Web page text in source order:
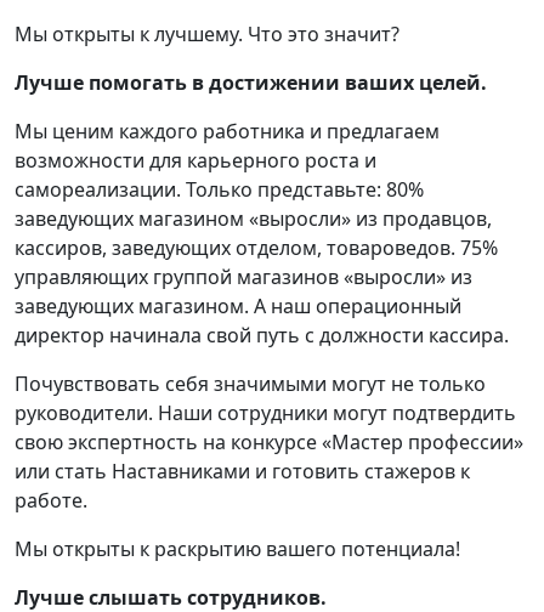
Мы открыты к лучшему. Что это значит?
Лучше помогать в достижении ваших целей.
Мы ценим каждого работника и предлагаем
возможности для карьерного роста и
самореализации. Только представьте: 80%
заведующих магазином «выросли» из продавцов,
кассиров, заведующих отделом, товароведов. 75%
управляющих группой магазинов «выросли» из
заведующих магазином. А наш операционный
директор начинала свой путь с должности кассира.
Почувствовать себя значимыми могут не только
руководители. Наши сотрудники могут подтвердить
свою экспертность на конкурсе «Мастер профессии»
или стать Наставниками и готовить стажеров к
работе.
Мы открыты к раскрытию вашего потенциала!
Лучше слышать сотрудников.
Документы для ЗАГСа